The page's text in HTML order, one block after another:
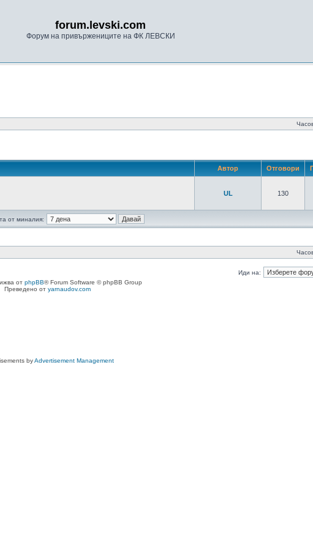
forum.levski.com
Форум на привържениците на ФК ЛЕВСКИ
Автор Отговори
UL 130
от миналия:
Иди на:
от phpBB® Forum Software © phpBB Group
Преведено от yarnaudov.com
byAdvertisement Management